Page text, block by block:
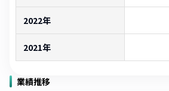
2022年
2021年
業績推移